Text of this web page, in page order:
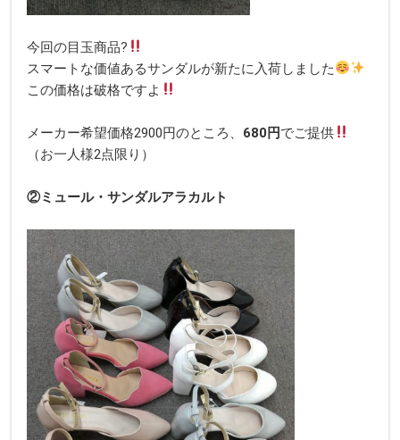
今回の目玉商品?
スマートな価値あるサンダルが新たに入荷しました
この価格は破格ですよ
メーカー希望価格2900円のところ、 680 円でご提供
（お一人様2点限り）
②ミュール・サンダルアラカルト